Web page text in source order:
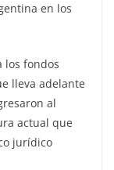
en los
los fondos
lleva adelante
al
actual que
jurídico